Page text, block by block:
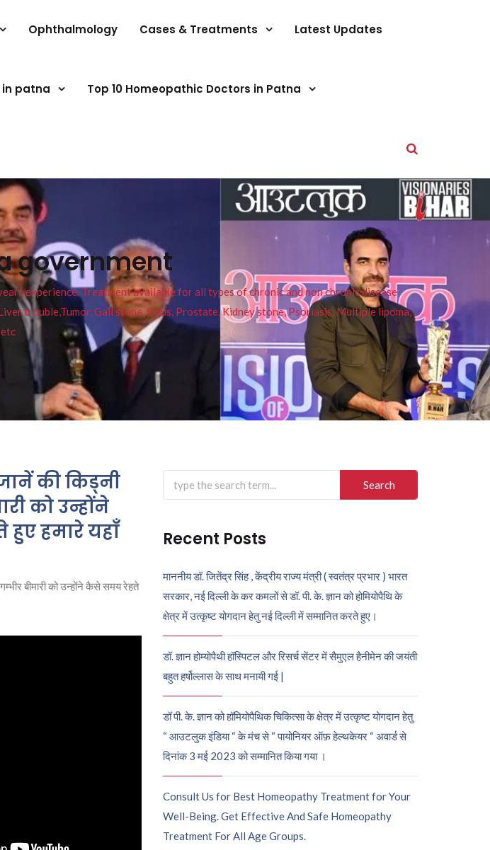
Ophthalmology Cases & Treatments Latest Updates
in patna Top 10 Homeopathic Doctors in Patna
government
experience. Treatment available for all types of chronic and non chronic disease
trouble,Tumor, Gall stone, Sinus, Prostate, Kidney stone, Psoriasis, Multiple lipoma,
की किड्नी
को उन्होंने
हमारे यहाँ
बीमारी को उन्होंने कैसे समय रेहते
Search
for:
Recent Posts
माननीय डॉ. जितेंद्र सिंह , केंद्रीय राज्य मंत्री ( स्वतंत्र प्रभार ) भारत
सरकार, नई दिल्ली के कर कमलों से डॉ. पी. के. ज्ञान को होमियोपैथि के
क्षेत्र में उत्कृष्ट योगदान हेतु नई दिल्ली में सम्मानित करते हुए।
डॉ. ज्ञान होम्योपैथी हॉस्पिटल और रिसर्च सेंटर में सैमुएल हैनीमेन की जयंती
बहुत हर्षोल्लास के साथ मनायी गई |
डॉ पी. के. ज्ञान को हॉमियोपैथिक चिकित्सा के क्षेत्र में उत्कृष्ट योगदान हेतु
“ आउटलुक इंडिया “ के मंच से “ पायोनियर ऑफ़ हेल्थकेयर “ अवार्ड से
दिनांक 3 मई 2023 को सम्मानित किया गया ।
Consult Us for Best Homeopathy Treatment for Your
Well-Being. Get Effective And Safe Homeopathy
Treatment For All Age Groups.